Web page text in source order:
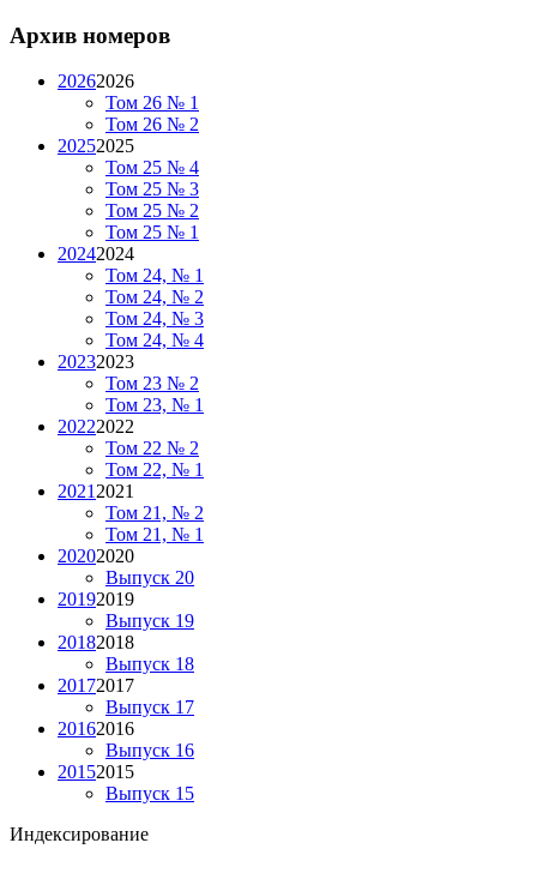
Архив номеров
20262026
Том 26 № 1
Том 26 № 2
20252025
Том 25 № 4
Том 25 № 3
Том 25 № 2
Том 25 № 1
20242024
Том 24, № 1
Том 24, № 2
Том 24, № 3
Том 24, № 4
20232023
Том 23 № 2
Том 23, № 1
20222022
Том 22 № 2
Том 22, № 1
2021 2021
Том 21, № 2
Том 21, № 1
20202020
Выпуск 20
20192019
Выпуск 19
20182018
Выпуск 18
20172017
Выпуск 17
20162016
Выпуск 16
20152015
Выпуск 15
Индексирование